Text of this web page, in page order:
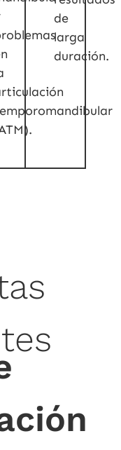
de
larga
duración.